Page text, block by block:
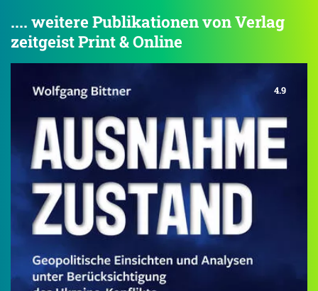
.... weitere Publikationen von Verlag
zeitgeist Print & Online
4.9